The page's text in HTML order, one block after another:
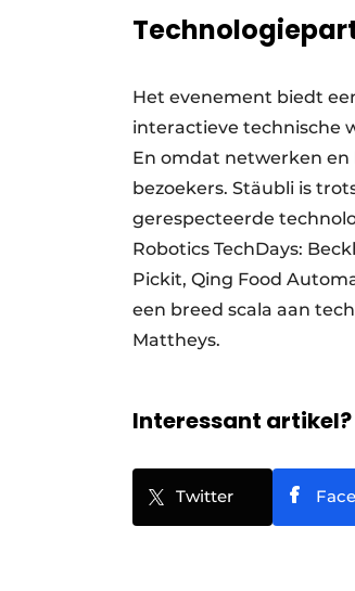
Het evenement biedt
interactieve technische
En omdat netwerken
bezoekers. Stäubli is
gerespecteerde
Robotics TechDays:
Pickit, Qing Food
een breed scala aan
Mattheys.
Interessant artikel?
Twitter